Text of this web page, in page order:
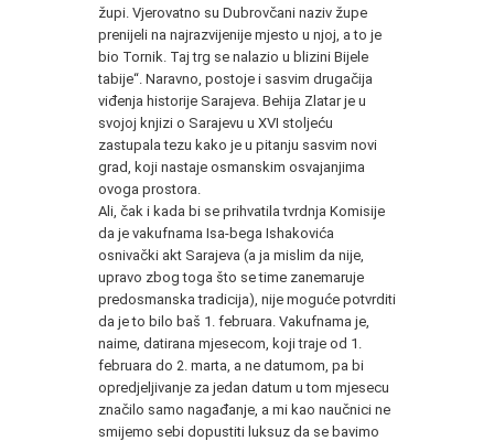
župi. Vjerovatno su Dubrovčani naziv župe
prenijeli na najrazvijenije mjesto u njoj, a to je
bio Tornik. Taj trg se nalazio u blizini Bijele
tabije“. Naravno, postoje i sasvim drugačija
viđenja historije Sarajeva. Behija Zlatar je u
svojoj knjizi o Sarajevu u XVI stoljeću
zastupala tezu kako je u pitanju sasvim novi
grad, koji nastaje osmanskim osvajanjima
ovoga prostora.
Ali, čak i kada bi se prihvatila tvrdnja Komisije
da je vakufnama Isa-bega Ishakovića
osnivački akt Sarajeva (a ja mislim da nije,
upravo zbog toga što se time zanemaruje
predosmanska tradicija), nije moguće potvrditi
da je to bilo baš 1. februara. Vakufnama je,
naime, datirana mjesecom, koji traje od 1.
februara do 2. marta, a ne datumom, pa bi
opredjeljivanje za jedan datum u tom mjesecu
značilo samo nagađanje, a mi kao naučnici ne
smijemo sebi dopustiti luksuz da se bavimo